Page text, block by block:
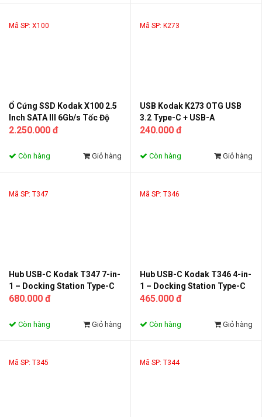
Mã SP: X100
Ổ Cứng SSD Kodak X100 2.5
Inch SATA III 6Gb/s Tốc Độ
550MB/s Cho Laptop PC
2.250.000 đ
Còn hàng Giỏ hàng
Mã SP: K273
USB Kodak K273 OTG USB
3.2 Type-C + USB-A
128GB/256GB Kim Loại Tốc
Hãng Cho Điện Thoại & Máy
240.000 đ
Còn hàng Giỏ hàng
Mã SP: T347
Hub USB-C Kodak T347 7-in-
1 – Docking Station Type-C
Sang HDMI 4K, LAN RJ45
Sạc PD 100W
680.000 đ
Còn hàng Giỏ hàng
Mã SP: T346
Hub USB-C Kodak T346 4-in-
1 – Docking Station Type-C
Sang 2 HDMI 4K + USB 2.0 +
MacBook
465.000 đ
Còn hàng Giỏ hàng
Mã SP: T345 Mã SP: T344